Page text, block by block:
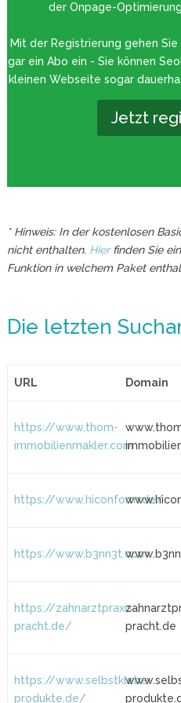
der Onpage-
Mit der Registrierung gehen
gar ein Abo ein - Sie können
kleinen Webseite sogar
Jetzt
* Hinweis: In der kostenlosen
nicht enthalten. Hierfinden Sie
Funktion in welchem Paket
Die letzten
URL Domain
https://www.thom-
immobilienmakler.com
https://www.hiconform.de/
https://www.b3nn3t.com
https://zahnarztpraxis-
pracht.de/
pracht.de
https://www.selbstklebe-
produkte.de/